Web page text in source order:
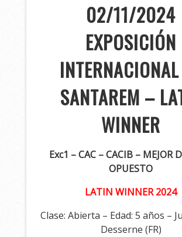
02/11/2024
EXPOSICIÓN
SANTAREM –
WINNER
Exc1 – CAC – CACIB – MEJOR
OPUESTO
LATIN WINNER 2024
Clase: Abierta – Edad: 5 años –
Desserne (FR)